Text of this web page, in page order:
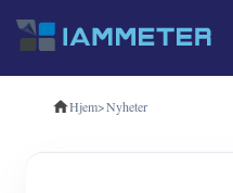
Produkter
Hjem>Nyheter